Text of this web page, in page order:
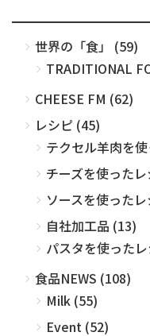
世界の「食」 (59)
TRADITIONAL
CHEESE FM (62)
レシピ (45)
テクセル羊肉を
チーズを使った
ソースを使った
自社加工品 (13)
パスタを使った
食品NEWS (108)
Milk (55)
Event (52)